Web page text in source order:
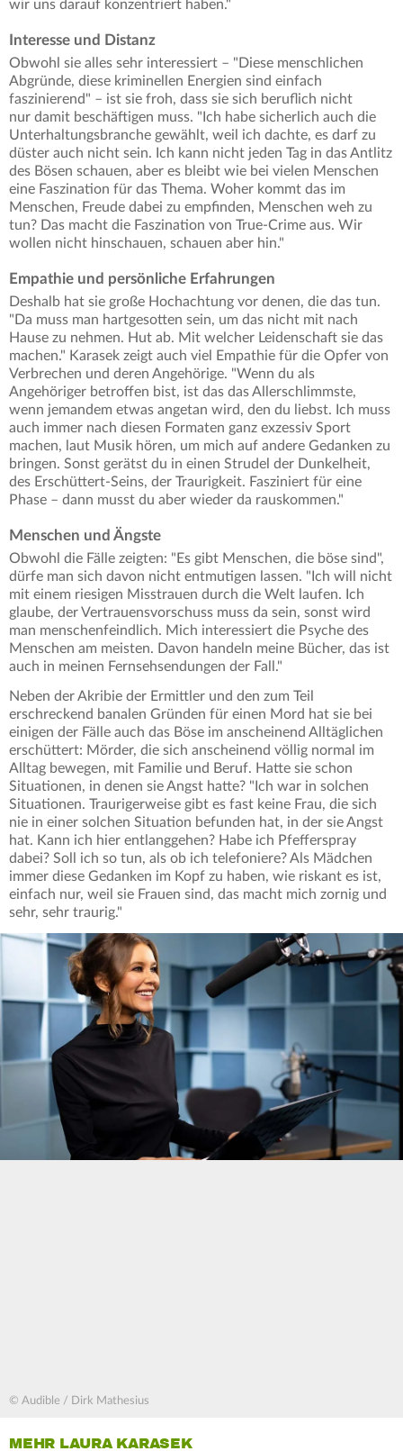
wir uns darauf konzentriert haben."
Interesse und Distanz
Obwohl sie alles sehr interessiert – "Diese menschlichen
Abgründe, diese kriminellen Energien sind einfach
faszinierend" – ist sie froh, dass sie sich beruflich nicht
nur damit beschäftigen muss. "Ich habe sicherlich auch die
Unterhaltungsbranche gewählt, weil ich dachte, es darf zu
düster auch nicht sein. Ich kann nicht jeden Tag in das Antlitz
des Bösen schauen, aber es bleibt wie bei vielen Menschen
eine Faszination für das Thema. Woher kommt das im
Menschen, Freude dabei zu empfinden, Menschen weh zu
tun? Das macht die Faszination von True-Crime aus. Wir
wollen nicht hinschauen, schauen aber hin."
Empathie und persönliche Erfahrungen
Deshalb hat sie große Hochachtung vor denen, die das tun.
"Da muss man hartgesotten sein, um das nicht mit nach
Hause zu nehmen. Hut ab. Mit welcher Leidenschaft sie das
machen." Karasek zeigt auch viel Empathie für die Opfer von
Verbrechen und deren Angehörige. "Wenn du als
Angehöriger betroffen bist, ist das das Allerschlimmste,
wenn jemandem etwas angetan wird, den du liebst. Ich muss
auch immer nach diesen Formaten ganz exzessiv Sport
machen, laut Musik hören, um mich auf andere Gedanken zu
bringen. Sonst gerätst du in einen Strudel der Dunkelheit,
des Erschüttert-Seins, der Traurigkeit. Fasziniert für eine
Phase – dann musst du aber wieder da rauskommen."
Menschen und Ängste
Obwohl die Fälle zeigten: "Es gibt Menschen, die böse sind",
dürfe man sich davon nicht entmutigen lassen. "Ich will nicht
mit einem riesigen Misstrauen durch die Welt laufen. Ich
glaube, der Vertrauensvorschuss muss da sein, sonst wird
man menschenfeindlich. Mich interessiert die Psyche des
Menschen am meisten. Davon handeln meine Bücher, das ist
auch in meinen Fernsehsendungen der Fall."
Neben der Akribie der Ermittler und den zum Teil
erschreckend banalen Gründen für einen Mord hat sie bei
einigen der Fälle auch das Böse im anscheinend Alltäglichen
erschüttert: Mörder, die sich anscheinend völlig normal im
Alltag bewegen, mit Familie und Beruf. Hatte sie schon
Situationen, in denen sie Angst hatte? "Ich war in solchen
Situationen. Traurigerweise gibt es fast keine Frau, die sich
nie in einer solchen Situation befunden hat, in der sie Angst
hat. Kann ich hier entlanggehen? Habe ich Pfefferspray
dabei? Soll ich so tun, als ob ich telefoniere? Als Mädchen
immer diese Gedanken im Kopf zu haben, wie riskant es ist,
einfach nur, weil sie Frauen sind, das macht mich zornig und
sehr, sehr traurig."
© Audible / Dirk Mathesius
MEHR LAURA KARASEK